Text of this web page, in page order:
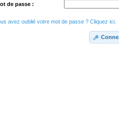
de passe :
avez oublié votre mot de passe ? Cliquez ici.